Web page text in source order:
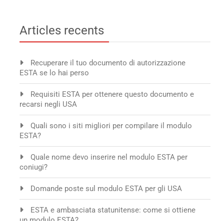
Articles recents
Recuperare il tuo documento di autorizzazione
ESTA se lo hai perso
Requisiti ESTA per ottenere questo documento e
recarsi negli USA
Quali sono i siti migliori per compilare il modulo
ESTA?
Quale nome devo inserire nel modulo ESTA per
coniugi?
Domande poste sul modulo ESTA per gli USA
ESTA e ambasciata statunitense: come si ottiene